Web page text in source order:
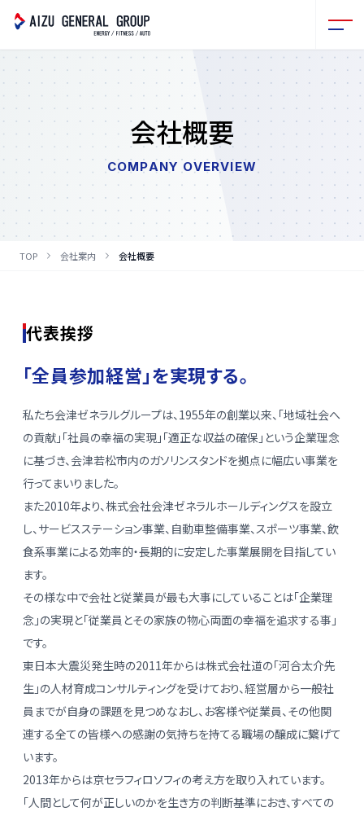
会社概要
COMPANY OVERVIEW
TOP 会社案内 会社概要
代表挨拶
「全員参加経営」を実現する。
私たち会津ゼネラルグループは、1955年の創業以来、「地域社会へ
の貢献」「社員の幸福の実現」「適正な収益の確保」という企業理念
に基づき、会津若松市内のガソリンスタンドを拠点に幅広い事業を
行ってまいりました。
また2010年より、株式会社会津ゼネラルホールディングスを設立
し、サービスステーション事業、自動車整備事業、スポーツ事業、飲
食系事業による効率的・長期的に安定した事業展開を目指してい
ます。
その様な中で会社と従業員が最も大事にしていることは「企業理
念」の実現と「従業員とその家族の物心両面の幸福を追求する事」
です。
東日本大震災発生時の2011年からは株式会社道の「河合太介先
生」の人材育成コンサルティングを受けており、経営層から一般社
員までが自身の課題を見つめなおし、お客様や従業員、その他関
連する全ての皆様への感謝の気持ちを持てる職場の醸成に繋げて
います。
2013年からは京セラフィロソフィの考え方を取り入れています。
「人間として何が正しいのかを生き方の判断基準におき、すべての